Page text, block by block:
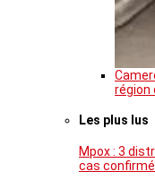
région
Les plus lus
Mpox : 3
cas